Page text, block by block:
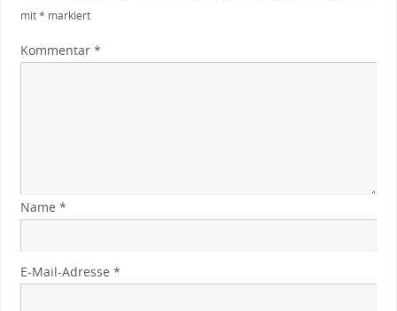
mit* markiert
Kommentar *
Name *
E-Mail-Adresse *